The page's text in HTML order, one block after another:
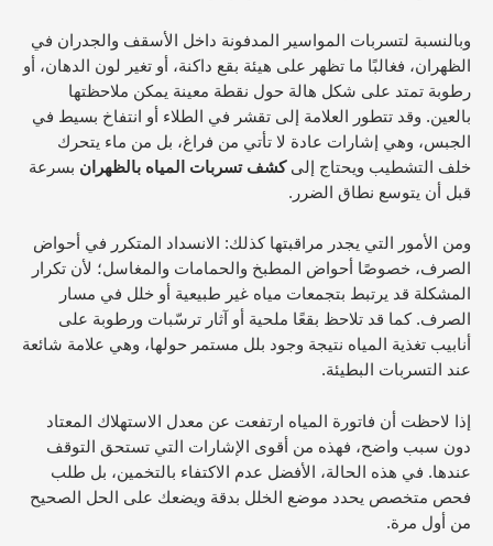
وبالنسبة لتسربات المواسير المدفونة داخل الأسقف والجدران في
الظهران، فغالبًا ما تظهر على هيئة بقع داكنة، أو تغير لون الدهان، أو
رطوبة تمتد على شكل هالة حول نقطة معينة يمكن ملاحظتها
بالعين. وقد تتطور العلامة إلى تقشر في الطلاء أو انتفاخ بسيط في
الجبس، وهي إشارات عادة لا تأتي من فراغ، بل من ماء يتحرك
خلف التشطيب ويحتاج إلىكشف تسربات المياه بالظهران بسرعة
قبل أن يتوسع نطاق الضرر.
ومن الأمور التي يجدر مراقبتها كذلك: الانسداد المتكرر في أحواض
الصرف، خصوصًا أحواض المطبخ والحمامات والمغاسل؛ لأن تكرار
المشكلة قد يرتبط بتجمعات مياه غير طبيعية أو خلل في مسار
الصرف. كما قد تلاحظ بقعًا ملحية أو آثار ترسّبات ورطوبة على
أنابيب تغذية المياه نتيجة وجود بلل مستمر حولها، وهي علامة شائعة
عند التسربات البطيئة.
إذا لاحظت أن فاتورة المياه ارتفعت عن معدل الاستهلاك المعتاد
دون سبب واضح، فهذه من أقوى الإشارات التي تستحق التوقف
عندها. في هذه الحالة، الأفضل عدم الاكتفاء بالتخمين، بل طلب
فحص متخصص يحدد موضع الخلل بدقة ويضعك على الحل الصحيح
من أول مرة.